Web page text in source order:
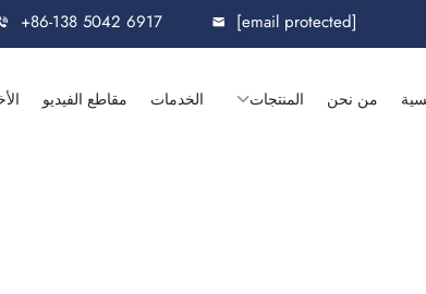
+86-138 5042 6917 [email protected]
من نحن المنتجات الخدمات مقاطع الفيديو